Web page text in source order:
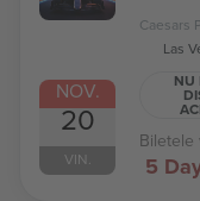
NOV.
20
VIN.
Caesars
Las
NU
Biletele
5